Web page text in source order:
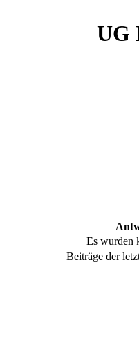
UG
Es wurden
Beiträge der